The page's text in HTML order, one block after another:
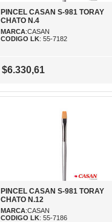
PINCEL CASAN S-981 TORAY
CHATO N.4
MARCA:CASAN
CODIGO LK: 55-7182
$6.330,61
PINCEL CASAN S-981 TORAY
CHATO N.12
MARCA:CASAN
CODIGO LK: 55-7186